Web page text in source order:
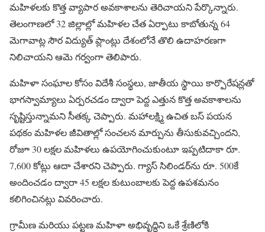
మహిళలకు కొత్త వ్యాపార అవకాశాలను తెరిచాయని పేర్కొన్నారు.
తెలంగాణలో 32 జిల్లాల్లో మహిళల చేత ఏర్పాటు కాబోతున్న 64
మెగావాట్ల సౌర విద్యుత్ ప్లాంట్లు దేశంలోనే తొలి ఉదాహరణగా
నిలిచాయని ఆమె గర్వంగా తెలిపారు.
మహిళా సంఘాల కోసం విదేశీ సంస్థలు, జాతీయ స్థాయి కార్పొరేషన్లతో
భాగస్వామ్యాలు ఏర్పరచడం ద్వారా పెద్ద ఎత్తున కొత్త అవకాశాలను
సృష్టిస్తున్నామని సీతక్క చెప్పారు. మహాలక్ష్మి ఉచిత బస్ పయన
పథకం మహిళల జీవితాల్లో సంచలన మార్పును తీసుకువచ్చిందని,
రోజూ 30 లక్షల మహిళలు ఉపయోగించుకుంటూ ఇప్పటిదాకా రూ.
7,600 కోట్లు ఆదా చేశారని చెప్పారు. గ్యాస్ సిలిండర్‌ను రూ. 500కే
అందించడం ద్వారా 45 లక్షల కుటుంబాలకు పెద్ద ఉపశమనం
కలిగించినట్లు వివరించారు.
గ్రామీణ మరియు పట్టణ మహిళా అభివృద్ధిని ఒకే శ్రేణిలోకి